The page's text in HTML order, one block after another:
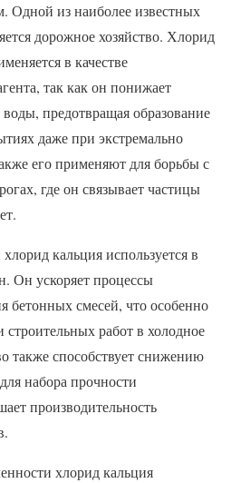
Одной из наиболее известных
дорожное хозяйство. Хлорид
в качестве
так как он понижает
предотвращая образование
даже при экстремально
его применяют для борьбы с
где он связывает частицы
кальция используется в
Он ускоряет процессы
бетонных смесей, что особенно
работ в холодное
также способствует снижению
набора прочности
производительность
хлорид кальция